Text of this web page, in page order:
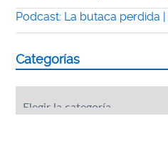
Podcast: La butaca perdida
Categorías